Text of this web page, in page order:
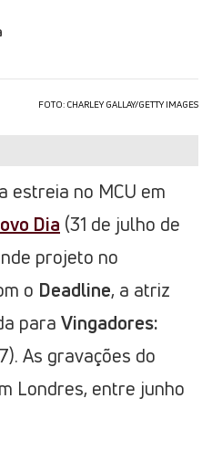
FOTO: CHARLEY GALLAY/GETTY IMAGES
estreia no MCU em
Dia (31 de julho de
projeto no
o Deadline, a atriz
para Vingadores:
As gravações do
Londres, entre junho